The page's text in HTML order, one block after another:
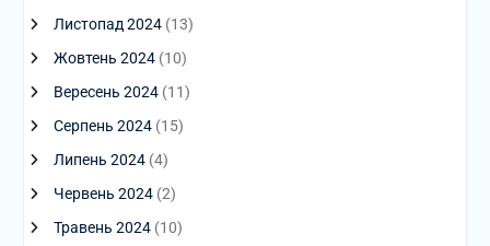
Листопад 2024(13)
Жовтень 2024(10)
Вересень 2024(11)
Серпень 2024(15)
Липень 2024(4)
Червень 2024(2)
Травень 2024(10)